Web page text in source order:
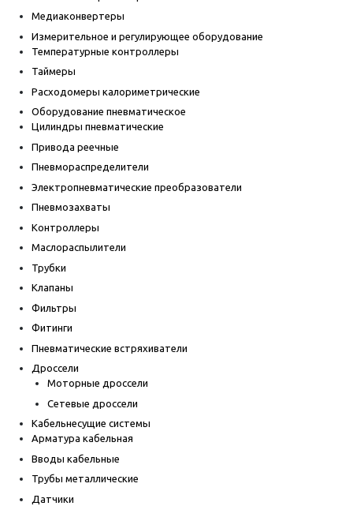
Медиаконвертеры
Измерительное и регулирующее оборудование
Температурные контроллеры
Таймеры
Расходомеры калориметрические
Оборудование пневматическое
Цилиндры пневматические
Привода реечные
Пневмораспределители
Электропневматические преобразователи
Пневмозахваты
Контроллеры
Маслораспылители
Трубки
Клапаны
Фильтры
Фитинги
Пневматические встряхиватели
Дроссели
Моторные дроссели
Сетевые дроссели
Кабельнесущие системы
Арматура кабельная
Вводы кабельные
Трубы металлические
Датчики